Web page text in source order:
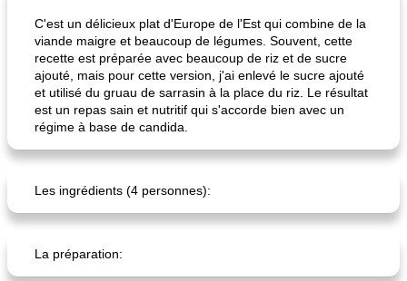
miche de thé au chocolat amer, à la lavande et à la banane gâteau aux fruits sans sucre
C'est un délicieux plat d'Europe de l'Est qui combine de la
viande maigre et beaucoup de légumes. Souvent, cette
recette est préparée avec beaucoup de riz et de sucre
ajouté, mais pour cette version, j'ai enlevé le sucre ajouté
et utilisé du gruau de sarrasin à la place du riz. Le résultat
est un repas sain et nutritif qui s'accorde bien avec un
régime à base de candida.
Les ingrédients (4 personnes):
La préparation: